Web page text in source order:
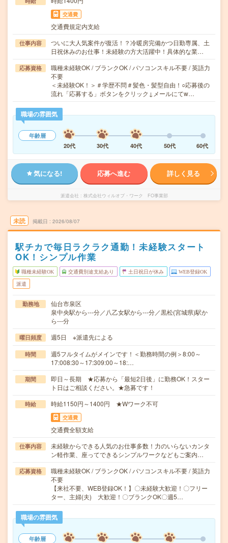
交通費
交通費規定内支給
仕事内容
ついに大人気案件が復活！？冷暖房完備かつ日勤専属、土
日祝休みのお仕事！未経験の方大活躍中！具体的な業…
応募資格
職種未経験OK / ブランクOK / パソコンスキル不要 / 英語力
不要
＜未経験OK！＞＃学歴不問＃髪色・髪型自由！○応募後の
流れ「応募する」ボタンをクリック↓メールにてw…
職場の雰囲気
年齢層
20代
30代 40代 50代 60代
気になる! 応募へ進む 詳しく見る
派遣会社 株式会社ウィルオブ・ワーク FO事業部
未読 掲載日 2026/08/07
駅チカで毎日ラクラク通勤！未経験スタート
OK！シンプル作業
職種未経験OK 交通費別途支給あり 土日祝日が休み WEB登録OK
派遣
勤務地
仙台市泉区
泉中央駅から---分／八乙女駅から---分／黒松(宮城県)駅か
ら---分
曜日頻度 週5日 ※派遣先による
時間
週5フルタイムがメインです！＜勤務時間の例＞8:00～
17:008:30～17:309:00～18:…
期間
即日～長期 ★応募から「最短2日後」に勤務OK！スター
ト日はご相談ください。★急募です！
時給 時給1150円～1400円 ★Wワーク不可
交通費
交通費全額支給
仕事内容
未経験からできる人気のお仕事多数！力のいらないカンタ
ン軽作業、座ってできるシンプルワークなどもご案内…
応募資格
職種未経験OK / ブランクOK / パソコンスキル不要 / 英語力
不要
【来社不要、WEB登録OK！】〇未経験大歓迎！〇フリー
ター、主婦(夫) 大歓迎！〇ブランクOK〇週5…
職場の雰囲気
年齢層